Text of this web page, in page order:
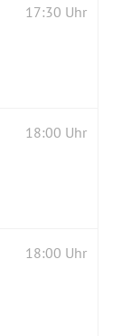
17:30 Uhr
18:00 Uhr
18:00 Uhr